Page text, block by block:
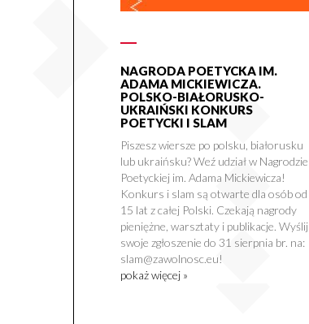
NAGRODA POETYCKA IM.
ADAMA MICKIEWICZA.
POLSKO-BIAŁORUSKO-
UKRAIŃSKI KONKURS
POETYCKI I SLAM
Piszesz wiersze po polsku, białorusku
lub ukraińsku? Weź udział w Nagrodzie
Poetyckiej im. Adama Mickiewicza!
Konkurs i slam są otwarte dla osób od
15 lat z całej Polski. Czekają nagrody
pieniężne, warsztaty i publikacje. Wyślij
swoje zgłoszenie do 31 sierpnia br. na:
slam@zawolnosc.eu!
pokaż więcej »